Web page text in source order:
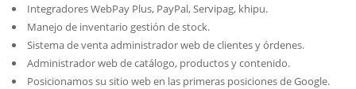
Integradores WebPay Plus, PayPal, Servipag, khipu.
Manejo de inventario gestión de stock.
Sistema de venta administrador web de clientes y órdenes.
Administrador web de catálogo, productos y contenido.
Posicionamos su sitio web en las primeras posiciones de Google.